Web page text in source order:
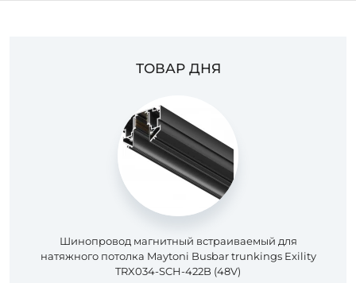
ТОВАР ДНЯ
Шинопровод магнитный встраиваемый для
натяжного потолка Maytoni Busbar trunkings Exility
TRX034-SCH-422B (48V)